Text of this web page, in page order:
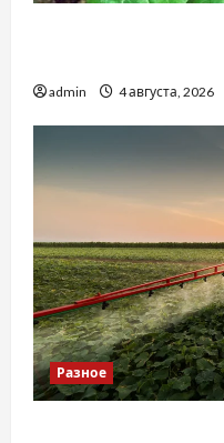
admin 4 августа, 2026
Разное